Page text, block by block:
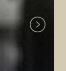
Next